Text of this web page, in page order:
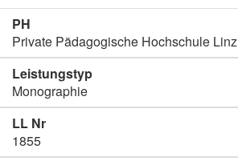
PH
Private Pädagogische Hochschule Linz
Leistungstyp
Monographie
LL Nr
1855